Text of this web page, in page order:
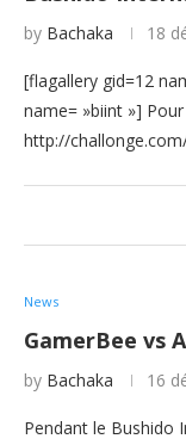
by Bachaka 18
[flagallery gid=12
name= »biint »]
http://
News
GamerBee vs
by Bachaka 16
Pendant le Bushido